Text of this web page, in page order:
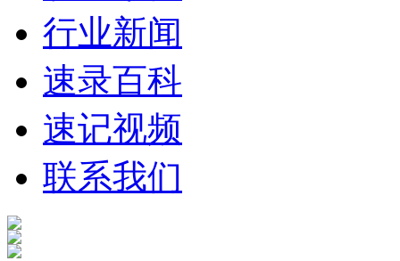
行业新闻
速录百科
速记视频
联系我们